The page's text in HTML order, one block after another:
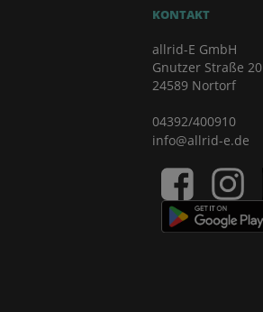
KONTAKT
allrid-E GmbH
Gnutzer Straße 20
24589 Nortorf
04392/400910
info@allrid-e.de